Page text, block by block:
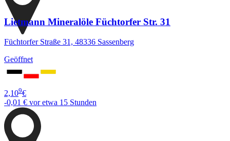
Lietmann Mineralöle Füchtorfer Str. 31
Füchtorfer Straße 31, 48336 Sassenberg
Geöffnet
2,109€
-0,01 € vor etwa 15 Stunden